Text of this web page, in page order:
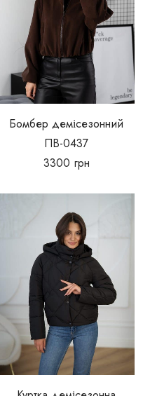
Бомбер демісезонний
ПВ-0437
3300 грн